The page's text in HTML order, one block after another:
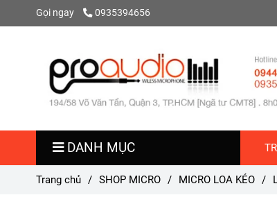
Gọi ngay 0935394656
DANH MỤC
Trang chủ / SHOP MICRO / MICRO LOA KÉO /